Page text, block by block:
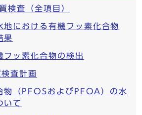
検査（全項目）
地における有機フッ素化合物
果
フッ素化合物の検出
査計画
物（PFOSおよびPFOA）の水
いて